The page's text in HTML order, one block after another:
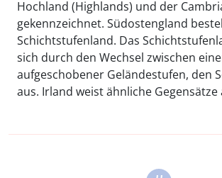
Hochland (Highlands) und der
gekennzeichnet. Südostengland
Schichtstufenland. Das
sich durch den Wechsel zwischen
aufgeschobener Geländestufen, den
aus. Irland weist ähnliche Gegensätze